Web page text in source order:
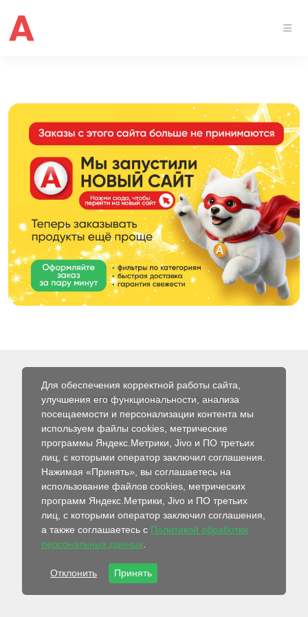
© 2026 Интернет-магазин Абсолют
Для обеспечения корректной работы сайта,
улучшения его функциональности, анализа
посещаемости и персонализации контента мы
используем файлы cookies, метрические
программы Яндекс.Метрики, Jivo и ПО третьих
лиц, с которыми оператор заключил соглашения.
Нажимая «Принять», вы соглашаетесь на
использование файлов cookies, метрических
программ Яндекс.Метрики, Jivo и ПО третьих
лиц, с которыми оператор заключил соглашения,
а также соглашаетесь с Политикой обработки
персональных данных
Отклонить Принять